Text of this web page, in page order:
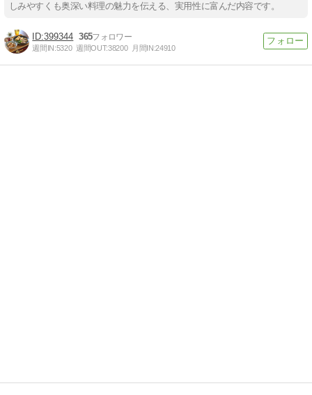
しみやすくも奥深い料理の魅力を伝える、実用性に富んだ内容です。
399344 365
週間IN:5320 週間OUT:38200 月間IN:24910